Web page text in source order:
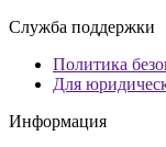
Служба поддержки
Политика
Для
Информация